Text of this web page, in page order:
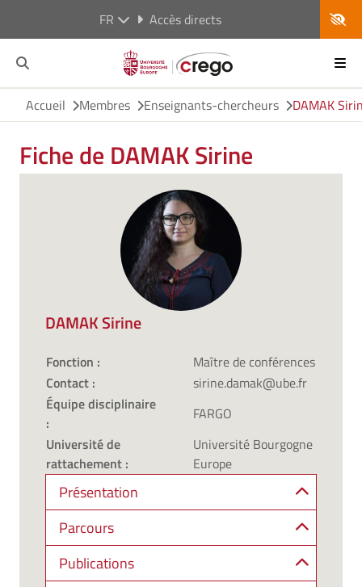
FR Accès directs
Accueil Membres Enseignants-chercheurs DAMAK
Fiche de DAMAK Sirine
DAMAK Sirine
Fonction :
Maître de conférences
Contact :
sirine.damak@ube.fr
Équipe disciplinaire
:
FARGO
Université de
rattachement :
Université Bourgogne
Europe
Présentation
Parcours
Publications